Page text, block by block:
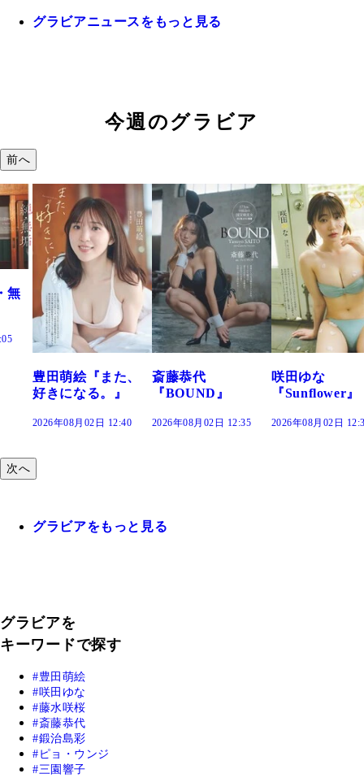
グラビアニュースをもっと見る
今週のグラビア
前へ
斎藤恭代
『BOUND』
2026年08月02日 12:35
咲田ゆな
『Sunflower』
2026年08月02日 12:30
藤水咲桜『花
だまり』
2026年08月02日
次へ
グラビアをもっと見る
グラビアを
キーワードで探す
豊田萌絵
咲田ゆな
藤水咲桜
斎藤恭代
鍛治島彩
ピョ・ウンジ
三園響子